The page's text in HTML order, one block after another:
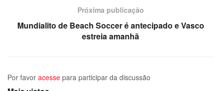
Próxima publicação
Mundialito de Beach Soccer é antecipado e Vasco
estreia amanhã
Por favor acesse para participar da discussão